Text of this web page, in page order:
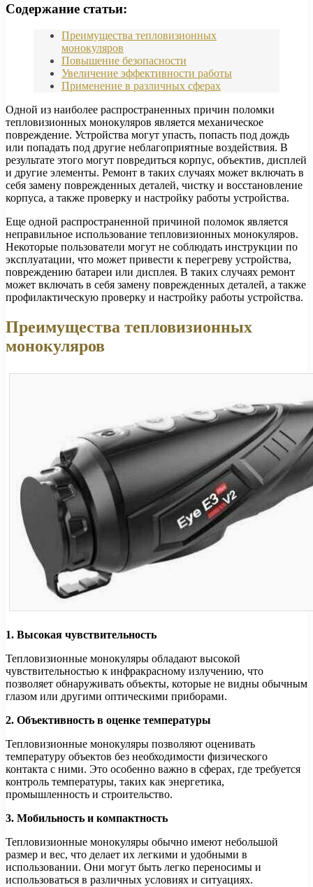
Содержание статьи:
Преимущества тепловизионных
монокуляров
Повышение безопасности
Увеличение эффективности работы
Применение в различных сферах
Одной из наиболее распространенных причин поломки
тепловизионных монокуляров является механическое
повреждение. Устройства могут упасть, попасть под дождь
или попадать под другие неблагоприятные воздействия. В
результате этого могут повредиться корпус, объектив, дисплей
и другие элементы. Ремонт в таких случаях может включать в
себя замену поврежденных деталей, чистку и восстановление
корпуса, а также проверку и настройку работы устройства.
Еще одной распространенной причиной поломок является
неправильное использование тепловизионных монокуляров.
Некоторые пользователи могут не соблюдать инструкции по
эксплуатации, что может привести к перегреву устройства,
повреждению батареи или дисплея. В таких случаях ремонт
может включать в себя замену поврежденных деталей, а также
профилактическую проверку и настройку работы устройства.
Преимущества тепловизионных
монокуляров
1. Высокая чувствительность
Тепловизионные монокуляры обладают высокой
чувствительностью к инфракрасному излучению, что
позволяет обнаруживать объекты, которые не видны обычным
глазом или другими оптическими приборами.
2. Объективность в оценке температуры
Тепловизионные монокуляры позволяют оценивать
температуру объектов без необходимости физического
контакта с ними. Это особенно важно в сферах, где требуется
контроль температуры, таких как энергетика,
промышленность и строительство.
3. Мобильность и компактность
Тепловизионные монокуляры обычно имеют небольшой
размер и вес, что делает их легкими и удобными в
использовании. Они могут быть легко переносимы и
использоваться в различных условиях и ситуациях.